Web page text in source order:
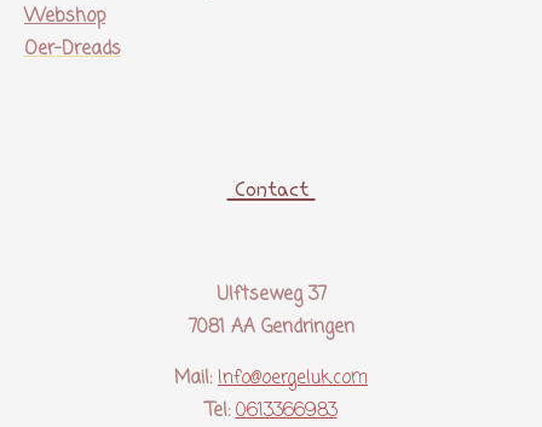
Webshop
Oer-Dreads
Contact
Ulftseweg 37
7081 AA Gendringen
Mail: Info@oergeluk.com
Tel: 0613366983